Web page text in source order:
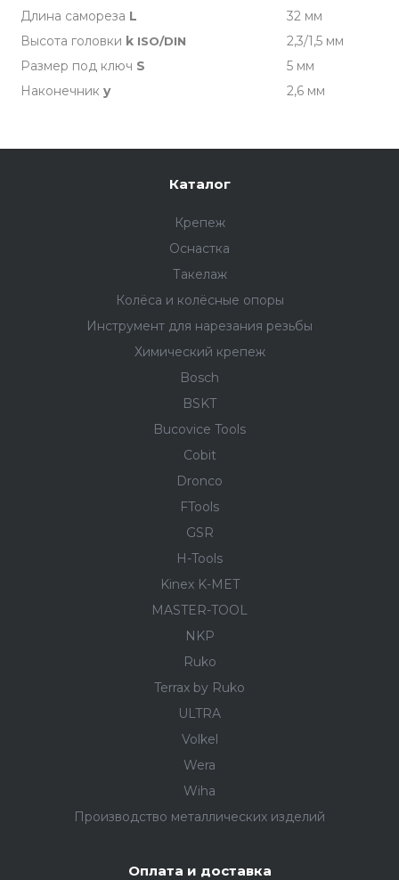
Длина самореза L
32 мм
Высота головки k ISO/DIN
2,3/1,5 мм
Размер под ключ S
5 мм
Наконечник y 2,6 мм
Каталог
Крепеж
Оснастка
Такелаж
Колёса и колëсные опоры
Инструмент для нарезания резьбы
Химический крепеж
Bosch
BSKT
Bucovice Tools
Cobit
Dronco
FTools
GSR
H-Tools
Kinex K-MET
MASTER-TOOL
NKP
Ruko
Terrax by Ruko
ULTRA
Volkel
Wera
Wiha
Производство металлических изделий
Оплата и доставка